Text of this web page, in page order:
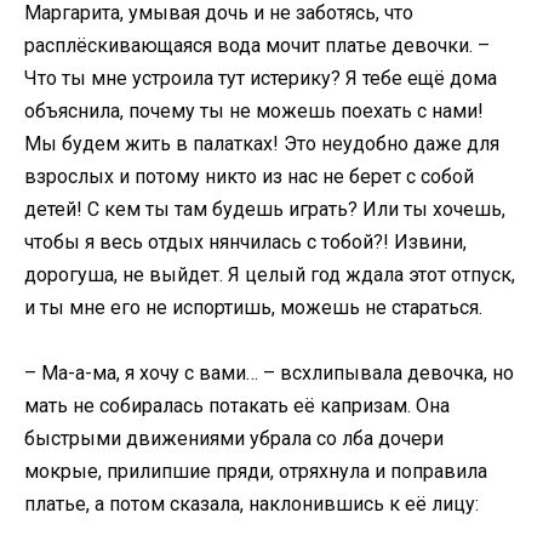
Маргарита, умывая дочь и не заботясь, что
расплёскивающаяся вода мочит платье девочки. –
Что ты мне устроила тут истерику? Я тебе ещё дома
объяснила, почему ты не можешь поехать с нами!
Мы будем жить в палатках! Это неудобно даже для
взрослых и потому никто из нас не берет с собой
детей! С кем ты там будешь играть? Или ты хочешь,
чтобы я весь отдых нянчилась с тобой?! Извини,
дорогуша, не выйдет. Я целый год ждала этот отпуск,
и ты мне его не испортишь, можешь не стараться.
– Ма-а-ма, я хочу с вами… – всхлипывала девочка, но
мать не собиралась потакать её капризам. Она
быстрыми движениями убрала со лба дочери
мокрые, прилипшие пряди, отряхнула и поправила
платье, а потом сказала, наклонившись к её лицу: